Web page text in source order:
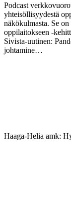
Podcast
yhteisöllisyydestä
näkökulmasta. Se
oppilaitokseen -
Sivista-uutinen:
johtamine…
Haaga-Helia amk: